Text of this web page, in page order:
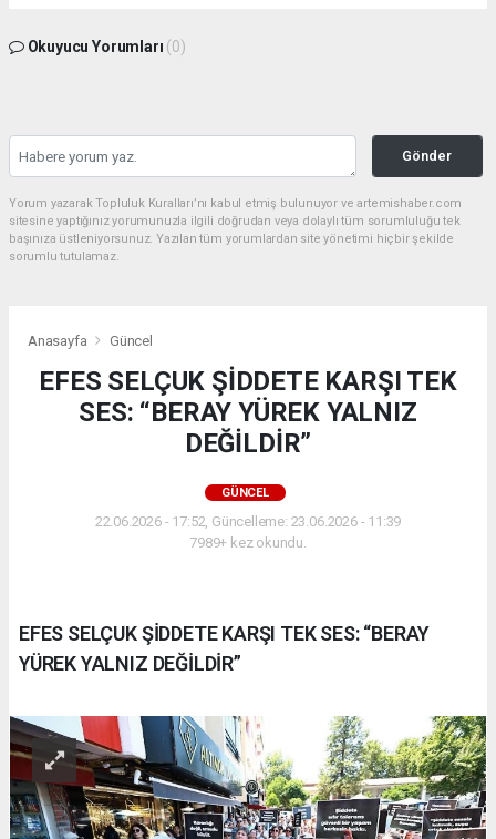
Okuyucu Yorumları (0)
Gönder
Yorum yazarak Topluluk Kuralları’nı kabul etmiş bulunuyor ve artemishaber.com
sitesine yaptığınız yorumunuzla ilgili doğrudan veya dolaylı tüm sorumluluğu tek
başınıza üstleniyorsunuz. Yazılan tüm yorumlardan site yönetimi hiçbir şekilde
sorumlu tutulamaz.
Anasayfa Güncel
EFES SELÇUK ŞİDDETE KARŞI TEK
SES: “BERAY YÜREK YALNIZ
DEĞİLDİR”
GÜNCEL
22.06.2026 - 17:52, Güncelleme: 23.06.2026 - 11:39
7989+ kez okundu.
EFES SELÇUK ŞİDDETE KARŞI TEK SES: “BERAY
YÜREK YALNIZ DEĞİLDİR”